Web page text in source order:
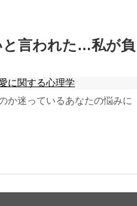
と言われた…私が負
に関する心理学
か迷っているあなたの悩みに